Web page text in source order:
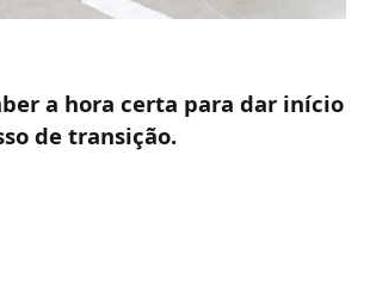
a hora certa para dar início
de transição.